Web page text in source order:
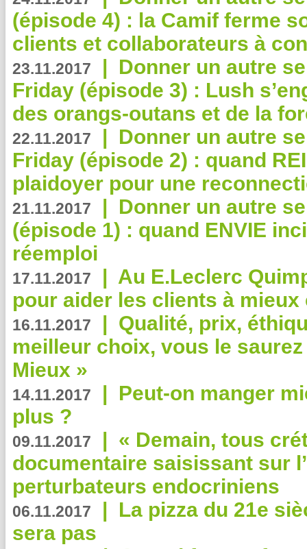
(épisode 4) : la Camif ferme
clients et collaborateurs à
23.11.2017 | Donner un autre
Friday (épisode 3) : Lush
des orangs-outans et de la
22.11.2017 | Donner un autre
Friday (épisode 2) : quand
plaidoyer pour une
21.11.2017 | Donner un autre
(épisode 1) : quand ENVIE
réemploi
17.11.2017 | Au E.Leclerc
pour aider les clients à
16.11.2017 | Qualité, prix,
meilleur choix, vous le
Mieux »
14.11.2017 | Peut-on manger
plus ?
09.11.2017 | « Demain, tous
documentaire saisissant sur
perturbateurs endocriniens
06.11.2017 | La pizza du 21e
sera pas